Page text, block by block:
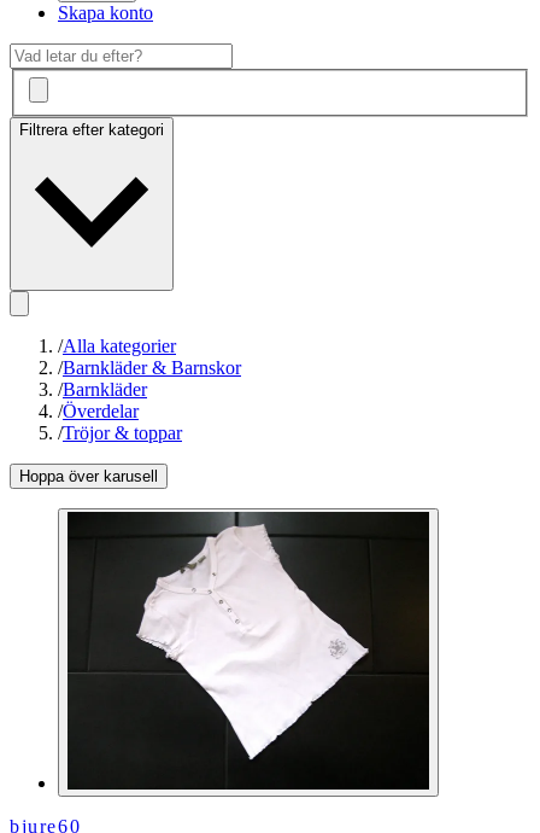
Skapa konto
Filtrera efter kategori
/Alla kategorier
/Barnkläder & Barnskor
/Barnkläder
/Överdelar
/Tröjor & toppar
Hoppa över karusell
bjure60